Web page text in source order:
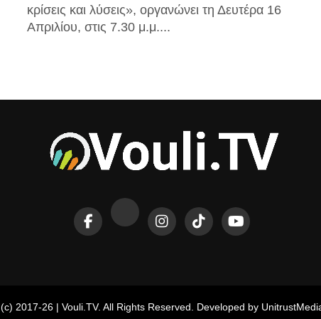
κρίσεις και λύσεις», οργανώνει τη Δευτέρα 16
Απριλίου, στις 7.30 μ.μ....
(c) 2017-26 | Vouli.TV. All Rights Reserved. Developed by